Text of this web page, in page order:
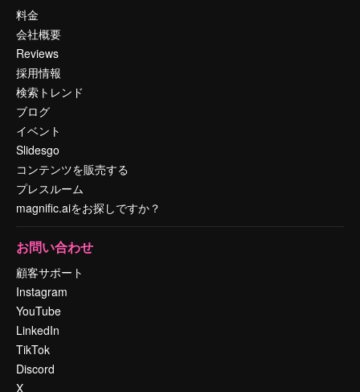
料金
会社概要
Reviews
採用情報
検索トレンド
ブログ
イベント
Slidesgo
コンテンツを販売する
プレスルーム
magnific.aiをお探しですか？
お問い合わせ
顧客サポート
Instagram
YouTube
LinkedIn
TikTok
Discord
X